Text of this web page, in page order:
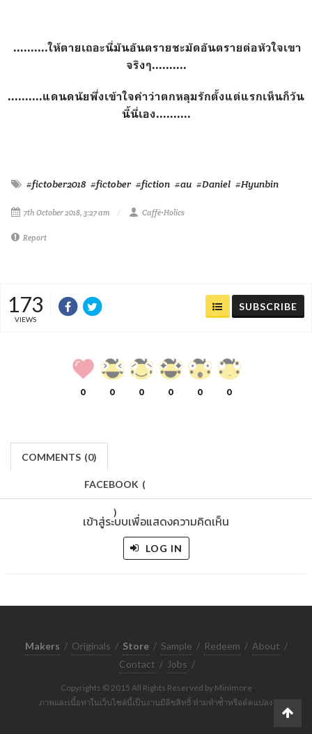
..........ให้ตายเถอะนี่มันอันตรายชะมัดอันตรายต่อหัวใจเขา
จริงๆ..........
..........แดนดนัยพึ่งเข้าใจคำว่าตกหลุมรักตั้งแต่แรกเห็นก็วัน
นี้นี่เอง..........
#fictober2018 #fictober #fiction #au #Daniel #Hyunbin
7th October 2018, 3:27 am Caffè•Holics
Report
173
VIEWS
SUBSCRIBE
0 0 0 0 0 0
COMMENTS (0)
FACEBOOK (
)
เข้าสู่ระบบเพื่อแสดงความคิดเห็น
LOG IN
Makers / Originals / Store / Sample / Redeem / About /
Contact / Jobs /
Copyrights © 2015 All Rights Reserved by Minimore
ภาพและเนื้อหาในเว็บไซต์นี้เป็นงานมีลิขสิทธิ์ ห้ามทำซ้ำหรือดัดแปลง